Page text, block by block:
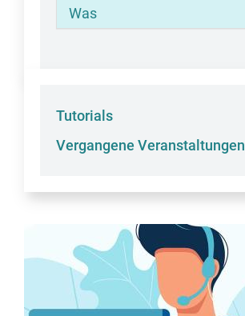
Was
Tutorials
Vergangene Veranstaltungen